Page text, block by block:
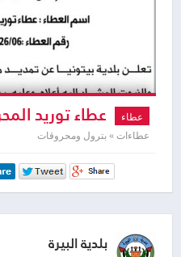
عطاء عطاء توريد
عطاءات » بترول ومحروقات
بلدية البيرة